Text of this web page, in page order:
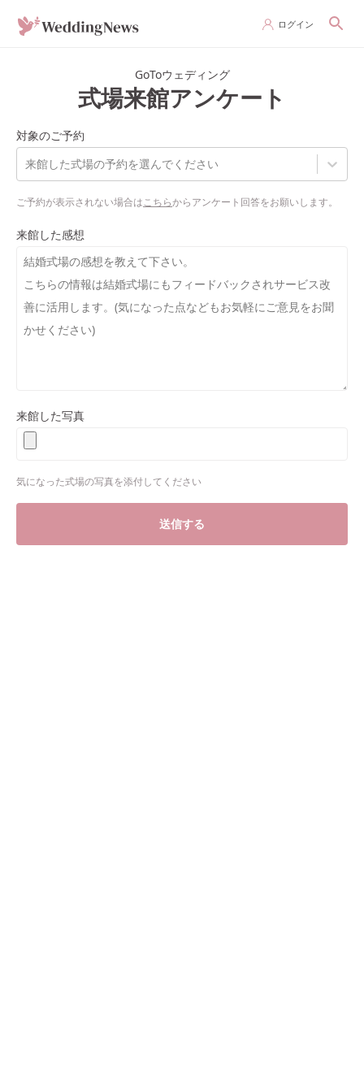
ログイン
GoToウェディング
式場来館アンケート
対象のご予約
来館した式場の予約を選んでください
ご予約が表示されない場合はこちらからアンケート回答をお願いします。
来館した感想
来館した写真
気になった式場の写真を添付してください
送信する